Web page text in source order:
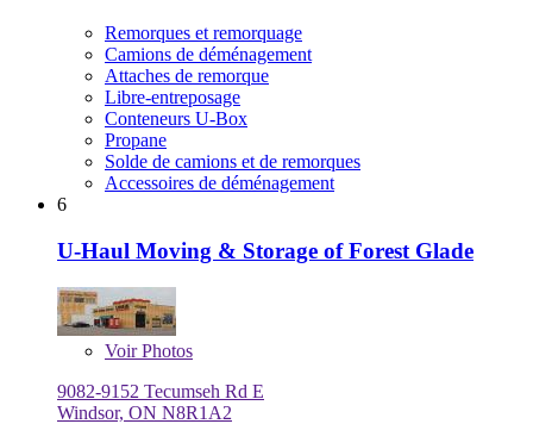
Remorques et remorquage
Camions de déménagement
Attaches de remorque
Libre-entreposage
Conteneurs U-Box
Propane
Solde de camions et de remorques
Accessoires de déménagement
6
U-Haul Moving & Storage of Forest Glade
VoirPhotos
9082-9152 Tecumseh Rd E
Windsor, ON N8R1A2